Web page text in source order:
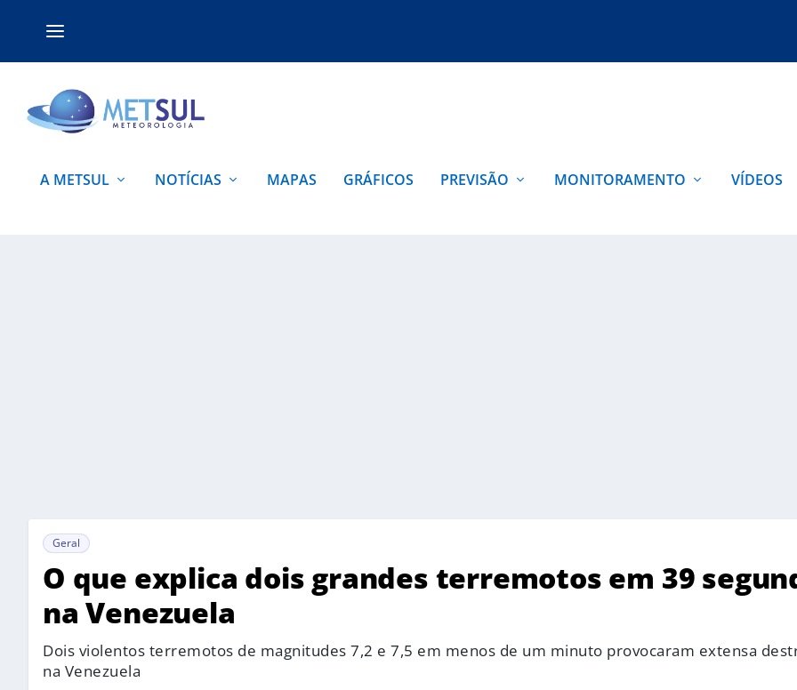
A METSUL NOTÍCIAS MAPAS GRÁFICOS PREVISÃO MONITORAMENTO VÍDEOS
Geral
O que explica dois grandes terremotos em 39
na Venezuela
Dois violentos terremotos de magnitudes 7,2 e 7,5 em menos de um minuto provocaram extensa
na Venezuela